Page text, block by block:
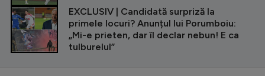
EXCLUSIV | Candidată surpriză la
primele locuri? Anunțul lui Porumboiu:
„Mi-e prieten, dar îl declar nebun! E ca
tulburelul”